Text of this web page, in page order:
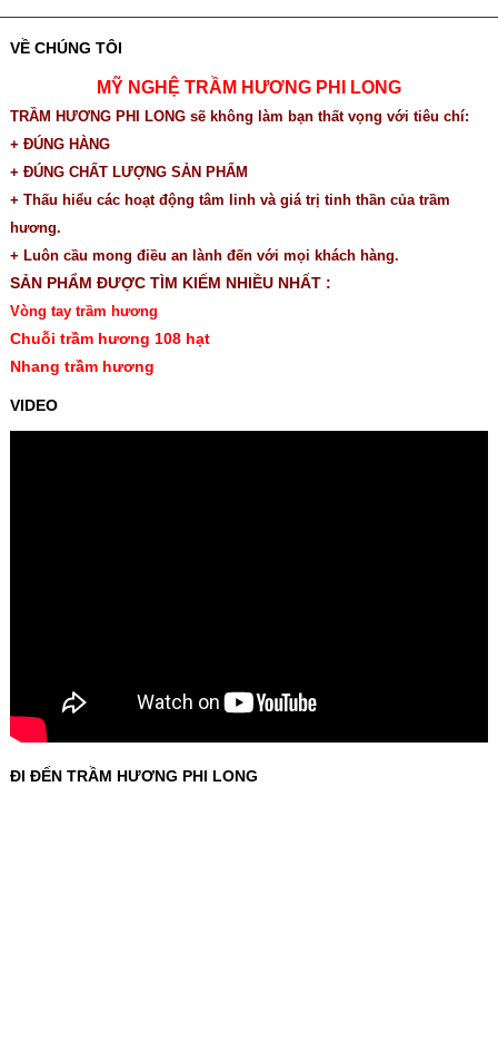
VỀ CHÚNG TÔI
MỸ NGHỆ TRẦM HƯƠNG PHI LONG
TRẦM HƯƠNG PHI LONG sẽ không làm bạn thất vọng với tiêu chí:
+ ĐÚNG HÀNG
+ ĐÚNG CHẤT LƯỢNG SẢN PHẨM
+ Thấu hiểu các hoạt động tâm linh và giá trị tinh thần của trầm
hương.
+ Luôn cầu mong điều an lành đến với mọi khách hàng.
SẢN PHẨM ĐƯỢC TÌM KIẾM NHIỀU NHẤT :
Vòng tay trầm hương
Chuỗi trầm hương 108 hạt
Nhang trầm hương
VIDEO
ĐI ĐẾN TRẦM HƯƠNG PHI LONG